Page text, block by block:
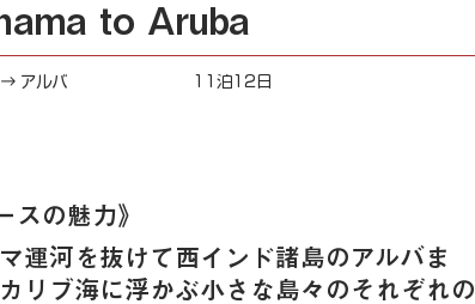
スの魅力》
運河を抜けて西インド諸島のアルバま
リブ海に浮かぶ小さな島々のそれぞれの
to Aruba
→ アルバ 11泊12日